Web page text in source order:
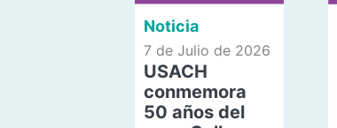
Noticia
7 de Julio de 2026
USACH
conmemora
50 años del